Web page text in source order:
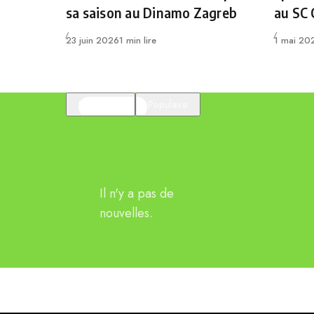
sa saison au Dinamo Zagreb
Publié
23 juin 20261 min lire
au SC
Publié
1 mai
Il n'y a pas de
nouvelles.